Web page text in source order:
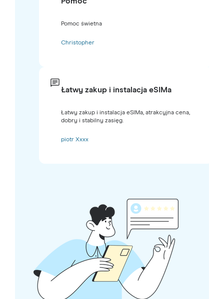
Pomoc świetna
Christopher
Łatwy zakup i instalacja eSIMa
Łatwy zakup i instalacja eSIMa, atrakcyjna cena,
dobry i stabilny zasięg.
piotr Xxxx